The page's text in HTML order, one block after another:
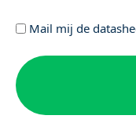
Geen
Mail mij de